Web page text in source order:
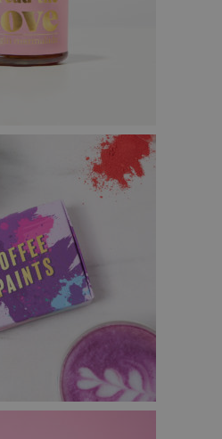
JAM – €10,95